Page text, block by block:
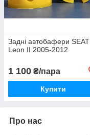
Задні автобафери SEAT
Leon II 2005-2012
1 100 ₴/пара
Купити
Про нас